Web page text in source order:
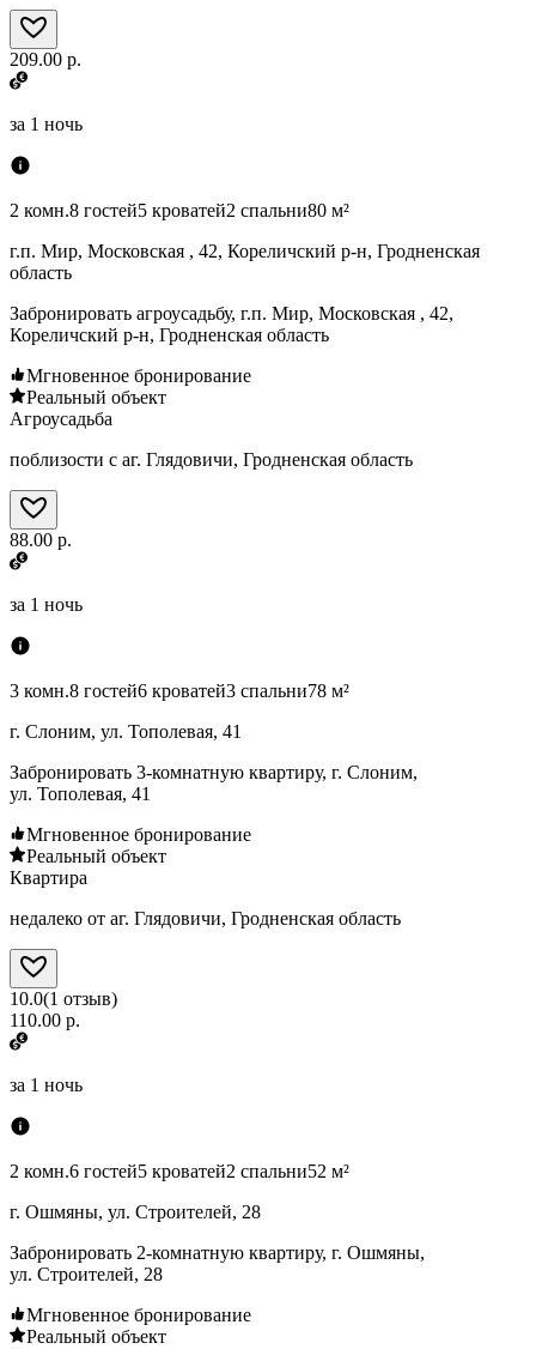
209.00 р.
за 1 ночь
2 комн.8 гостей5 кроватей2 спальни80 м²
г.п. Мир, Московская , 42, Кореличский р-н, Гродненская
область
Забронировать агроусадьбу, г.п. Мир, Московская , 42,
Кореличский р-н, Гродненская область
Мгновенное бронирование
Реальный объект
Агроусадьба
поблизости с аг. Глядовичи, Гродненская область
88.00 р.
за 1 ночь
3 комн.8 гостей6 кроватей3 спальни78 м²
г. Слоним, ул. Тополевая, 41
Забронировать 3-комнатную квартиру, г. Слоним,
ул. Тополевая, 41
Мгновенное бронирование
Реальный объект
Квартира
недалеко от аг. Глядовичи, Гродненская область
10.0(1 отзыв)
110.00 р.
за 1 ночь
2 комн.6 гостей5 кроватей2 спальни52 м²
г. Ошмяны, ул. Строителей, 28
Забронировать 2-комнатную квартиру, г. Ошмяны,
ул. Строителей, 28
Мгновенное бронирование
Реальный объект